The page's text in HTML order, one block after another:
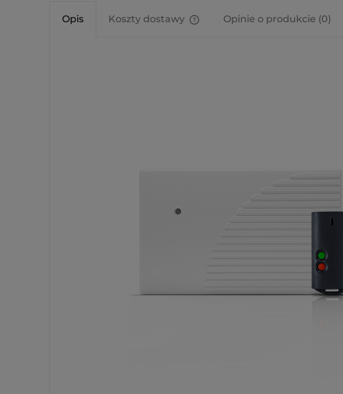
Opis Koszty dostawy Opinie o produkcie (0)